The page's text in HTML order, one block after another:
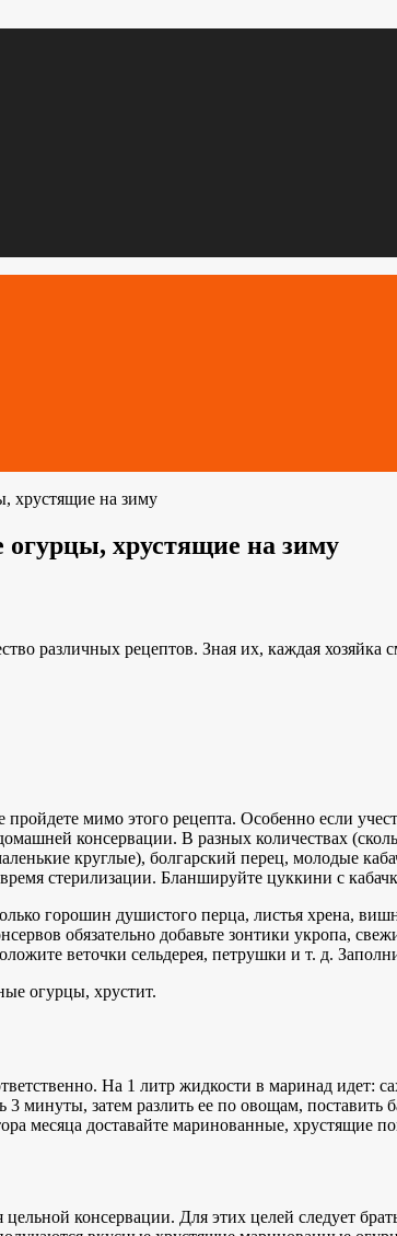
хрустящие на зиму
хрустящие на зиму
различных рецептов. Зная их, каждая
мимо этого рецепта. Особенно если
консервации. В разных количествах
круглые), болгарский перец, молодые
стерилизации. Бланшируйте цуккини с
горошин душистого перца, листья хрена,
обязательно добавьте зонтики укропа,
веточки сельдерея, петрушки и т. д.
огурцы, хрустит.
На 1 литр жидкости в маринад идет:
затем разлить ее по овощам, поставить
месяца доставайте маринованные,
консервации. Для этих целей следует